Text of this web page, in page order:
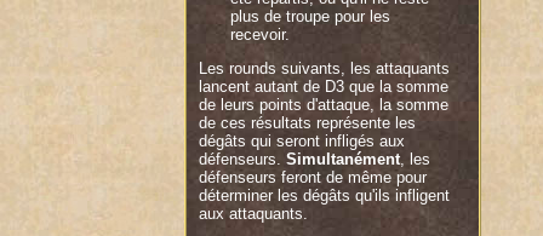
plus de troupe pour les
recevoir.
Les rounds suivants, les attaquants
lancent autant de D3 que la somme
de leurs points d'attaque, la somme
de ces résultats représente les
dégâts qui seront infligés aux
défenseurs. Simultanément, les
défenseurs feront de même pour
déterminer les dégâts qu'ils infligent
aux attaquants.